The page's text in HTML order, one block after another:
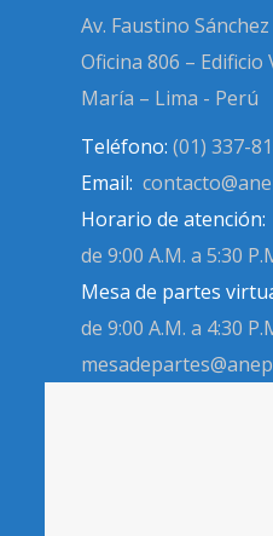
Av. Faustino
Oficina 806 – Edificio
María – Lima - Perú
Teléfono: (01) 337-
Email:
Horario de atención:
de 9:00 A.M. a 5:30
Mesa de partes
de 9:00 A.M. a 4:30